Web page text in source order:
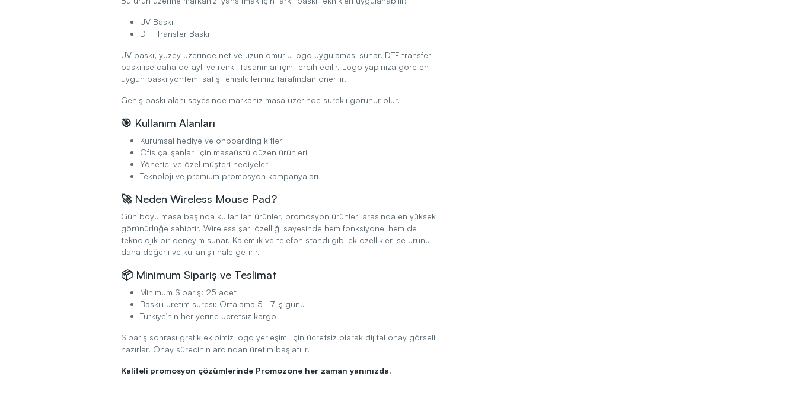
UV Baskı
DTF Transfer Baskı
UV baskı, yüzey üzerinde net ve uzun ömürlü logo uygulaması sunar. DTF transfer
baskı ise daha detaylı ve renkli tasarımlar için tercih edilir. Logo yapınıza göre en
uygun baskı yöntemi satış temsilcilerimiz tarafından önerilir.
Geniş baskı alanı sayesinde markanız masa üzerinde sürekli görünür olur.
🎯 Kullanım Alanları
Kurumsal hediye ve onboarding kitleri
Ofis çalışanları için masaüstü düzen ürünleri
Yönetici ve özel müşteri hediyeleri
Teknoloji ve premium promosyon kampanyaları
🚀 Neden Wireless Mouse Pad?
Gün boyu masa başında kullanılan ürünler, promosyon ürünleri arasında en yüksek
görünürlüğe sahiptir. Wireless şarj özelliği sayesinde hem fonksiyonel hem de
teknolojik bir deneyim sunar. Kalemlik ve telefon standı gibi ek özellikler ise ürünü
daha değerli ve kullanışlı hale getirir.
📦 Minimum Sipariş ve Teslimat
Minimum Sipariş: 25 adet
Baskılı üretim süresi: Ortalama 5–7 iş günü
Türkiye’nin her yerine ücretsiz kargo
Sipariş sonrası grafik ekibimiz logo yerleşimi için ücretsiz olarak dijital onay görseli
hazırlar. Onay sürecinin ardından üretim başlatılır.
Kaliteli promosyon çözümlerinde Promozone her zaman yanınızda.